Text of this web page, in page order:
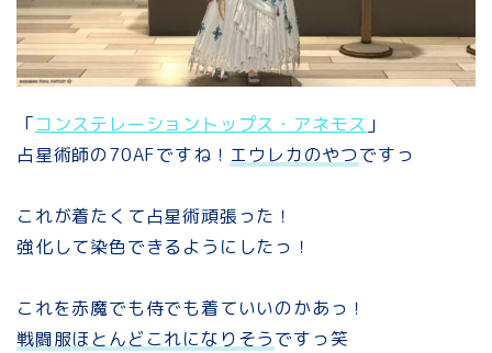
「コンステレーショントップス・アネモス 」
占星術師の70AFですね！ エウレカのやつですっ
これが着たくて占星術頑張った！
強化して染色できるようにしたっ！
これを赤魔でも侍でも着ていいのかあっ！
戦闘服ほとんどこれになりそうですっ笑